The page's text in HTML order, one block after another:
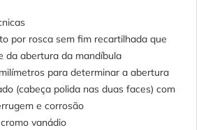
por rosca sem fim recartilhada que
da abertura da mandíbula
para determinar a abertura
(cabeça polida nas duas faces) com
e corrosão
vanádio